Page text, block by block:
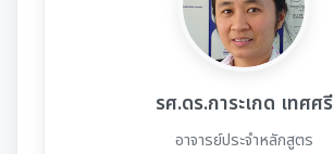
รศ.ดร.การะเกด เทศศรี
อาจารย์ประจำหลักสูตร